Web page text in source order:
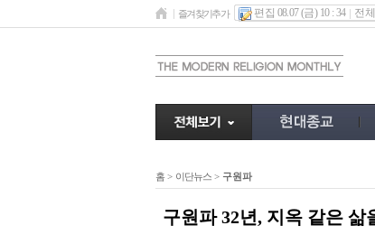
즐겨찾기추가 편집 08.07 (금) 10 : 34 전
홈 > 이단뉴스 > 구원파
구원파 32년, 지옥 같은 삶